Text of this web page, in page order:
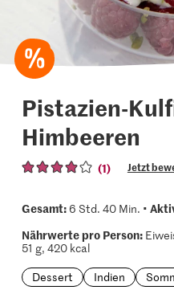
Pistazien-
Himbeeren
(1) Jetzt
Gesamt:6 Std. 40 Min. •
Nährwerte pro Person:
51 g, 420 kcal
Dessert
Indien